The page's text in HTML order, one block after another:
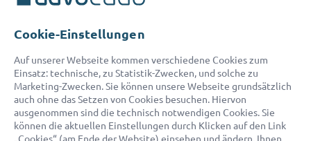
E-Mail:
service@advocado.com
© 2026 advocado - einfach online den passenden Rechtsanwalt finden
Cookie-Einstellungen
Auf unserer Webseite kommen verschiedene Cookies zum
Einsatz: technische, zu Statistik-Zwecken, und solche zu
Marketing-Zwecken. Sie können unsere Webseite grundsätzlich
auch ohne das Setzen von Cookies besuchen. Hiervon
ausgenommen sind die technisch notwendigen Cookies. Sie
können die aktuellen Einstellungen durch Klicken auf den Link
„Cookies“ (am Ende der Website) einsehen und ändern. Ihnen